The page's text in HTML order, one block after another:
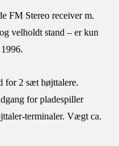
FM Stereo receiver m.
velholdt stand – er kun
for 2 sæt højttalere.
for pladespiller
terminaler. Vægt ca.